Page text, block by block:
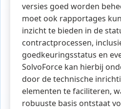
versies goed worden
moet ook rapportages
inzicht te bieden in de
contractprocessen,
goedkeuringsstatus en
SolvoForce kan hierbij
door de technische
elementen te faciliteren,
robuuste basis ontstaat